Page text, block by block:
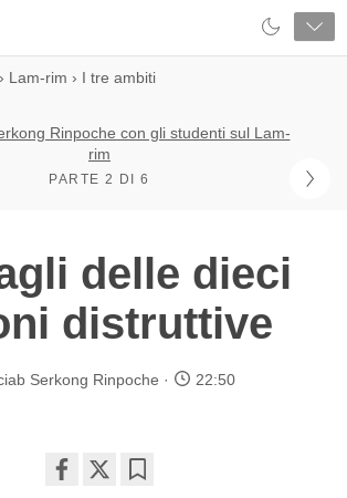
› Lam-rim › I tre ambiti
Rinpoche con gli studenti sul Lam-
rim
PARTE 2 DI 6
delle dieci
distruttive
Serkong Rinpoche 22:50